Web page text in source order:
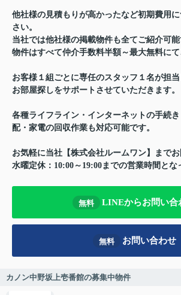
他社様の見積もりが高かったなど初期費用
さい。
当社では他社様の掲載物件も全てご紹介可
物件はすべて仲介手数料半額～最大無料にて
お客様１組ごとに専任のスタッフ１名が担
お部屋探しをサポートさせていただきます。
各種ライフライン・インターネットの手続
配・家電の回収作業も対応可能です。
お気軽に当社【株式会社ルームワン】までお
水曜定休：10:00～19:00までの営業時間とな
無料 LINEからお問い合
無料 お問い合わせ
カノン中野坂上壱番館の募集中物件